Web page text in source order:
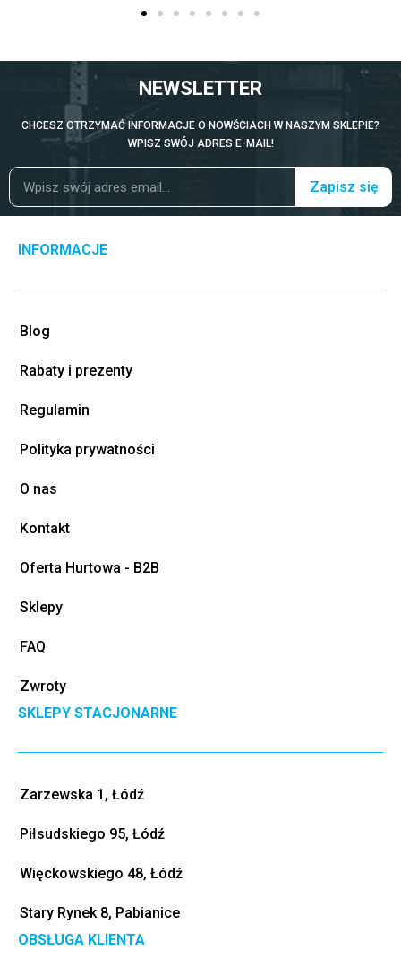
NEWSLETTER
CHCESZ OTRZYMAĆ INFORMACJE O NOWŚCIACH W NASZYM SKLEPIE?
WPISZ SWÓJ ADRES E-MAIL!
Zapisz się
INFORMACJE
Blog
Rabaty i prezenty
Regulamin
Polityka prywatności
O nas
Kontakt
Oferta Hurtowa - B2B
Sklepy
FAQ
Zwroty
SKLEPY STACJONARNE
Zarzewska 1, Łódź
Piłsudskiego 95, Łódź
Więckowskiego 48, Łódź
Stary Rynek 8, Pabianice
OBSŁUGA KLIENTA